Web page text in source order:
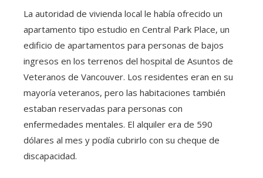
La autoridad de vivienda local le había ofrecido un
apartamento tipo estudio en Central Park Place, un
edificio de apartamentos para personas de bajos
ingresos en los terrenos del hospital de Asuntos de
Veteranos de Vancouver. Los residentes eran en su
mayoría veteranos, pero las habitaciones también
estaban reservadas para personas con
enfermedades mentales. El alquiler era de 590
dólares al mes y podía cubrirlo con su cheque de
discapacidad.